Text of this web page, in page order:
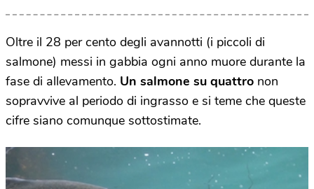
Oltre il 28 per cento degli avannotti (i piccoli di
salmone) messi in gabbia ogni anno muore durante la
fase di allevamento. Un salmone su quattro non
sopravvive al periodo di ingrasso e si teme che queste
cifre siano comunque sottostimate.